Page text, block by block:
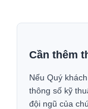
Cần thêm
Nếu Quý
thông số kỹ
đội ngũ của